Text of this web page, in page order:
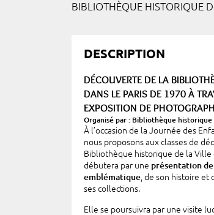
BIBLIOTHÈQUE HISTORIQUE
DESCRIPTION
DÉCOUVERTE DE LA
DANS LE PARIS DE 1970 À
EXPOSITION DE
Organisé par : Bibliothèque historique
À l’occasion de la Journée des
nous proposons aux classes de
Bibliothèque historique de la Ville
débutera par une présentation
emblématique , de son histoire et
ses collections.
Elle se poursuivra par une visite